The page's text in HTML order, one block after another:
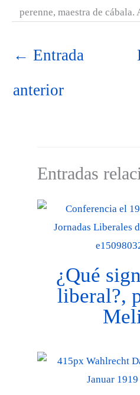
perenne, maestra de
← Entrada
anterior
Entradas
¿Qué
liberal?,